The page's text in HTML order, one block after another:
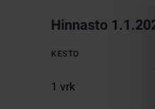
Hinnasto
KESTO
1 vrk